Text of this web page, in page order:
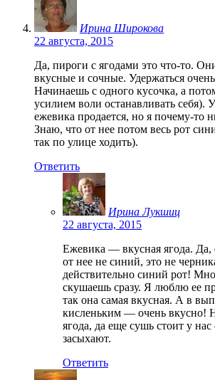
Ирина Широкова
22 августа, 2015
Да, пироги с ягодами это что-то.
вкусные и сочные. Удержаться
Начинаешь с одного кусочка, а
усилием воли останавливать себя).
ежевика продается, но я почему-то
Знаю, что от нее потом весь рот
так по улице ходить).
Ответить
Ирина Лукшиц
22 августа, 2015
Ежевика — вкусная ягода. Да,
от нее не синий, это не
действительно синий рот!
скушаешь сразу. Я люблю ее
так она самая вкусная. А в
кисленьким — очень вкусно!
ягода, да еще сушь стоит у
засыхают.
Ответить